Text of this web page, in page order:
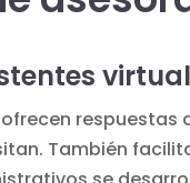
También